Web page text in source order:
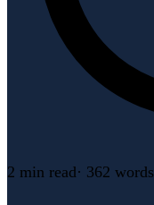
2 min read· 362 words